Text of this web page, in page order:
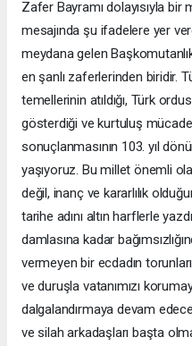
Zafer Bayramı dolayısıyla bir
mesajında şu ifadelere yer
meydana gelen
en şanlı zaferlerinden biridir.
temellerinin atıldığı, Türk
gösterdiği ve kurtuluş
sonuçlanmasının 103. yıl
yaşıyoruz. Bu millet önemli
değil, inanç ve kararlılık
tarihe adını altın harflerle
damlasına kadar
vermeyen bir ecdadın
ve duruşla vatanımızı
dalgalandırmaya devam
ve silah arkadaşları başta